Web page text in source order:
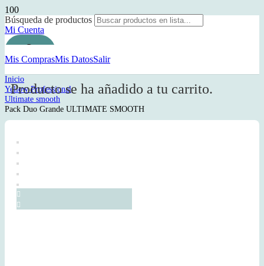
Búsqueda de productos
Mi Cuenta
Mis ComprasMis DatosSalir
Productose ha añadido a tu carrito.
Inicio
Yellow Professional
Ultimate smooth
Pack Duo Grande ULTIMATE SMOOTH